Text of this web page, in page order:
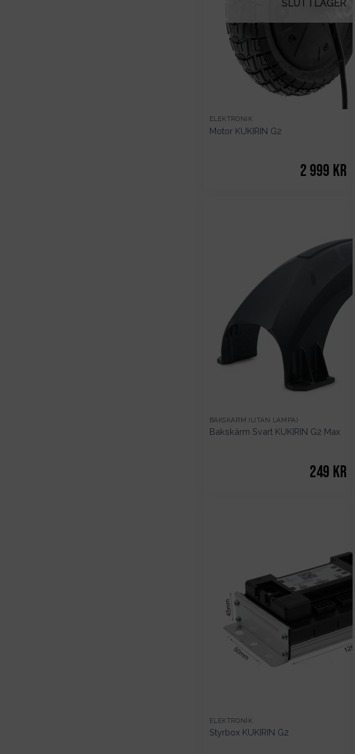
SLUT I LAGER
ELEKTRONIK
Motor KUKIRIN G2
2 999 kr
BAKSKÄRM (UTAN LAMPA)
Bakskärm Svart KUKIRIN G2 Max
249 kr
ELEKTRONIK
Styrbox KUKIRIN G2